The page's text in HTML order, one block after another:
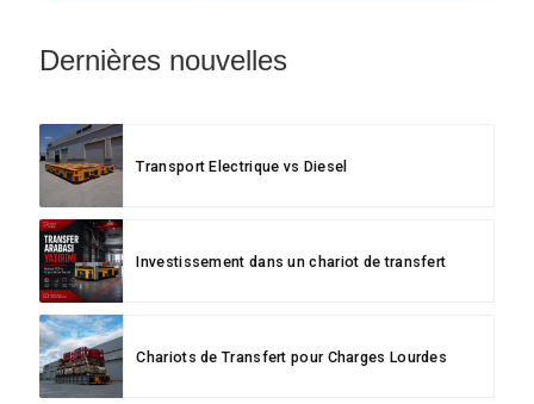
Dernières nouvelles
Transport Electrique vs Diesel
Investissement dans un chariot de transfert
Chariots de Transfert pour Charges Lourdes